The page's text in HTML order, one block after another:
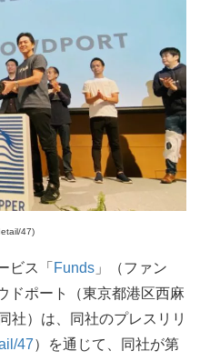
47)
ビス「 Funds 」（ファン
ドポート（東京都港区西麻
社）は、同社のプレスリリ
47）を通じて、同社が第